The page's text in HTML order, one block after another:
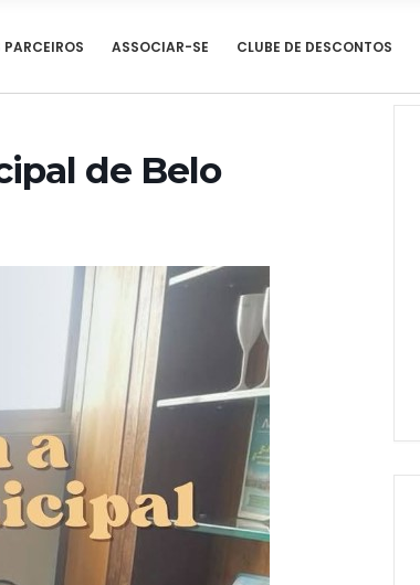
PARCEIROS ASSOCIAR-SE CLUBE DE DESCONTOS
de Belo